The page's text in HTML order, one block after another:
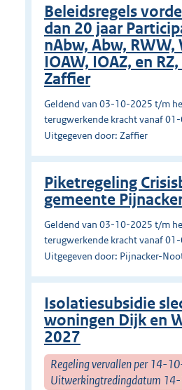
Beleidsregels
dan 20 jaar
nAbw, Abw, RWW,
IOAW, IOAZ, en
Zaffier
Geldend van 03-10-2025 t/m
terugwerkende kracht vanaf
Uitgegeven door: Zaffier
Piketregeling
gemeente
Geldend van 03-10-2025 t/m
terugwerkende kracht vanaf
Uitgegeven door: Pijnacker-
Isolatiesubsidie
woningen Dijk en
2027
Regeling vervallen per 14-
Uitwerkingtredingdatum